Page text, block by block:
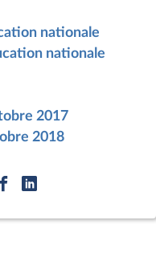
nationale
nationale
2017
2018